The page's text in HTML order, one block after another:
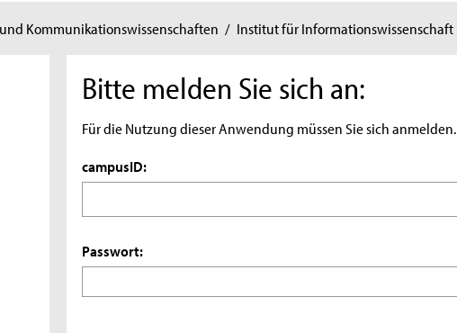
Kommunikationswissenschaften / Institut für Informationswissenschaft
Bitte melden Sie sich an:
Für die Nutzung dieser Anwendung müssen Sie sich anmelden.
campusID:
Passwort: